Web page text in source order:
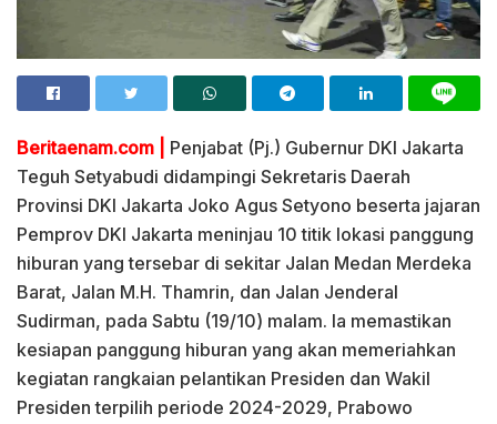
Beritaenam.com |
Penjabat (Pj.) Gubernur DKI Jakarta
Teguh Setyabudi didampingi Sekretaris Daerah
Provinsi DKI Jakarta Joko Agus Setyono beserta jajaran
Pemprov DKI Jakarta meninjau 10 titik lokasi panggung
hiburan yang tersebar di sekitar Jalan Medan Merdeka
Barat, Jalan M.H. Thamrin, dan Jalan Jenderal
Sudirman, pada Sabtu (19/10) malam. Ia memastikan
kesiapan panggung hiburan yang akan memeriahkan
kegiatan rangkaian pelantikan Presiden dan Wakil
Presiden terpilih periode 2024-2029, Prabowo